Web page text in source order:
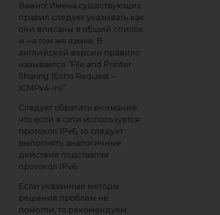
Важно! Имена существующих
правил следует указывать как
они вписаны в общий список
и на том же языке. В
английской версии правило
называется “File and Printer
Sharing (Echo Request –
ICMPv4-In)”
Следует обратить внимание,
что если в сети используется
протокол IPv6, то следует
выполнять аналогичные
действия подставляя
протокол IPv6.
Если указанные методы
решения проблем не
помогли, то рекомендуем: